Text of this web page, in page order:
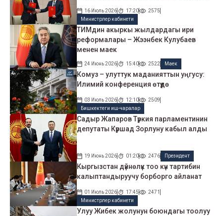
16 Июль 2026 17:20
2575
Министрлер кабинети
ТИМдин акыркы жылдардагы ири
реформалары – Жээнбек Кулубаев
менен маек
24 Июнь 2026 15:40 2522 Маек
Комуз – улуттук маданияттын уңгусу:
Илимий конференция өтүүдө
03 Июль 2026 12:10
2509
Бишкектеги иш-чаралар
Садыр Жапаров Түркия парламентинин
депутаты Күршад Зорлуну кабыл алды
19 Июнь 2026 01:20 2476 Президент
Кыргызстан дүйнөлүк тоо күн тартибин
калыптандыруучу борборго айланат
01 Июль 2026 17:45
2471
Министрлер кабинети
Улуу Жибек жолунун боюндагы тоолуу